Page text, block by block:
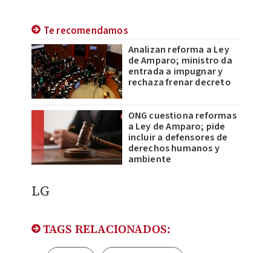
Te recomendamos
Analizan reforma a Ley
de Amparo; ministro da
entrada a impugnar y
rechaza frenar decreto
ONG cuestiona reformas
a Ley de Amparo; pide
incluir a defensores de
derechos humanos y
ambiente
LG
TAGS RELACIONADOS: